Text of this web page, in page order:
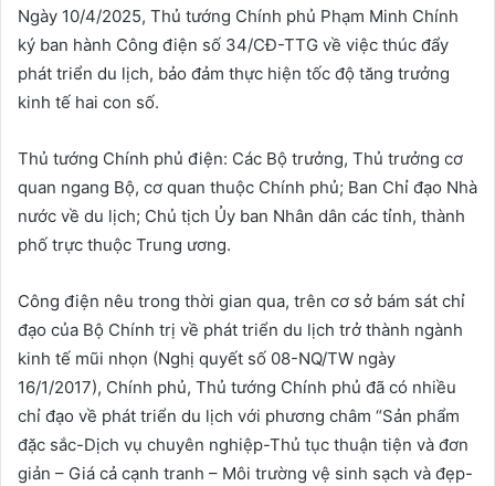
Ngày 10/4/2025, Thủ tướng Chính phủ Phạm Minh Chính
ký ban hành Công điện số 34/CĐ-TTG về việc thúc đẩy
phát triển du lịch, bảo đảm thực hiện tốc độ tăng trưởng
kinh tế hai con số.
Thủ tướng Chính phủ điện: Các Bộ trưởng, Thủ trưởng cơ
quan ngang Bộ, cơ quan thuộc Chính phủ; Ban Chỉ đạo Nhà
nước về du lịch; Chủ tịch Ủy ban Nhân dân các tỉnh, thành
phố trực thuộc Trung ương.
Công điện nêu trong thời gian qua, trên cơ sở bám sát chỉ
đạo của Bộ Chính trị về phát triển du lịch trở thành ngành
kinh tế mũi nhọn (Nghị quyết số 08-NQ/TW ngày
16/1/2017), Chính phủ, Thủ tướng Chính phủ đã có nhiều
chỉ đạo về phát triển du lịch với phương châm “Sản phẩm
đặc sắc-Dịch vụ chuyên nghiệp-Thủ tục thuận tiện và đơn
giản – Giá cả cạnh tranh – Môi trường vệ sinh sạch và đẹp-